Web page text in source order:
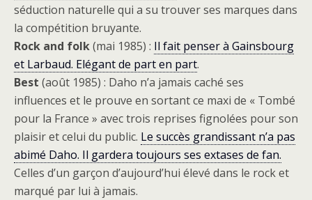
séduction naturelle qui a su trouver ses marques dans
la compétition bruyante.
Rock and folk(mai 1985) : Il fait penser à Gainsbourg
et Larbaud. Elégant de part en part.
Best (août 1985) : Daho n’a jamais caché ses
influences et le prouve en sortant ce maxi de « Tombé
pour la France » avec trois reprises fignolées pour son
plaisir et celui du public. Le succès grandissant n’a pas
abimé Daho. Il gardera toujours ses extases de fan.
Celles d’un garçon d’aujourd’hui élevé dans le rock et
marqué par lui à jamais.